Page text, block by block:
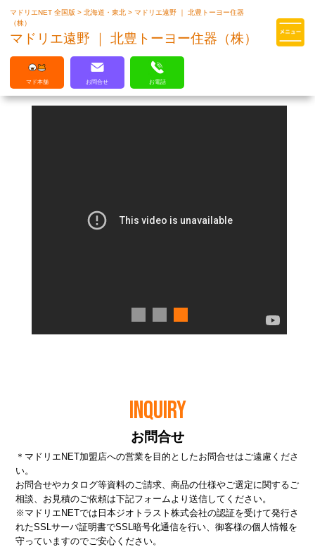
マドリエはLIXILの厳しい基準を
マドリエNET 全国版>北海道・東北>マドリエ遠野 ｜ 北豊トーヨー住器
（株）
マドリエ遠野 ｜ 北豊トーヨー住器（株）
マド本舗 お問合せ お電話
INQUIRY
お問合せ
＊マドリエNET加盟店への営業を目的としたお問合せはご遠慮くださ
い。
お問合せやカタログ等資料のご請求、商品の仕様やご選定に関するご
相談、お見積のご依頼は下記フォームより送信してください。
※マドリエNETでは日本ジオトラスト株式会社の認証を受けて発行さ
れたSSLサーバ証明書でSSL暗号化通信を行い、御客様の個人情報を
守っていますのでご安心ください。